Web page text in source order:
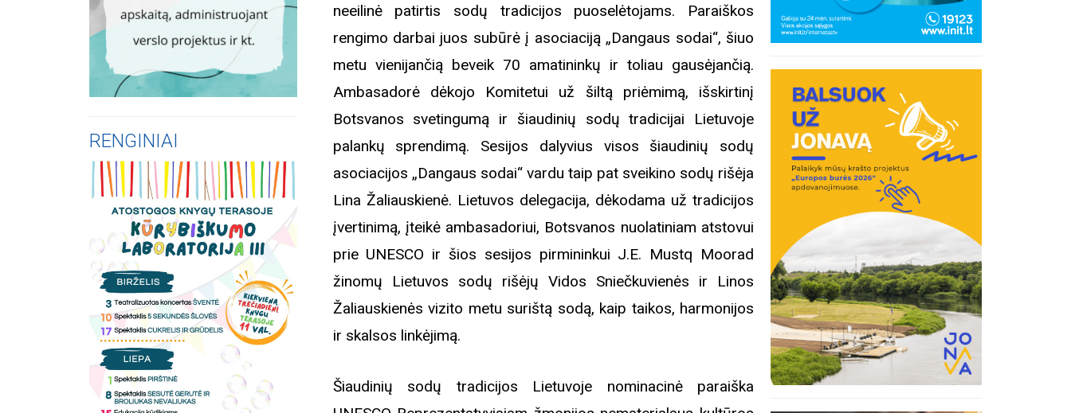
RENGINIAI
Biblioteka kviečia į renginius
neeilinė patirtis sodų tradicijos puoselėtojams. Paraiškos
rengimo darbai juos subūrė į asociaciją „Dangaus sodai“, šiuo
metu vienijančią beveik 70 amatininkų ir toliau gausėjančią.
Ambasadorė dėkojo Komitetui už šiltą priėmimą, išskirtinį
Botsvanos svetingumą ir šiaudinių sodų tradicijai Lietuvoje
palankų sprendimą. Sesijos dalyvius visos šiaudinių sodų
asociacijos „Dangaus sodai“ vardu taip pat sveikino sodų rišėja
Lina Žaliauskienė. Lietuvos delegacija, dėkodama už tradicijos
įvertinimą, įteikė ambasadoriui, Botsvanos nuolatiniam atstovui
prie UNESCO ir šios sesijos pirmininkui J.E. Mustq Moorad
žinomų Lietuvos sodų rišėjų Vidos Sniečkuvienės ir Linos
Žaliauskienės vizito metu surištą sodą, kaip taikos, harmonijos
ir skalsos linkėjimą.
Šiaudinių sodų tradicijos Lietuvoje nominacinė paraiška